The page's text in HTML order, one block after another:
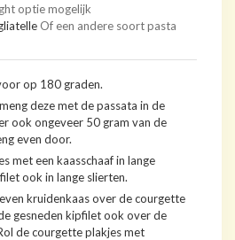
optie mogelijk
Of een andere soort pasta
op 180 graden.
deze met de passata in de
ook ongeveer 50 gram van de
even door.
met een kaasschaaf in lange
ook in lange slierten.
kruidenkaas over de courgette
gesneden kipfilet ook over de
de courgette plakjes met